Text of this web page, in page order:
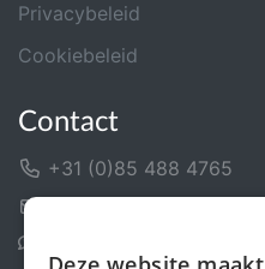
Privacybeleid
Cookiebeleid
Contact
+31 (0)85 488 4765